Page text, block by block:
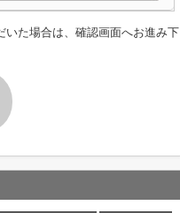
いた場合は、確認画面へお進み下